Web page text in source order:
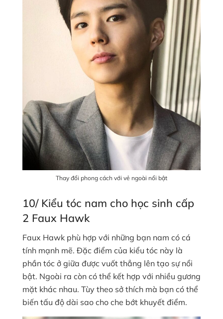
Thay đổi phong cách với vẻ ngoài nổi bật
10/ Kiểu tóc nam cho học sinh cấp
2 Faux Hawk
Faux Hawk phù hợp với những bạn nam có cá
tính mạnh mẽ. Đặc điểm của kiểu tóc này là
phần tóc ở giữa được vuốt thẳng lên tạo sự nổi
bật. Ngoài ra còn có thể kết hợp với nhiều gương
mặt khác nhau. Tùy theo sở thích mà bạn có thể
biến tấu độ dài sao cho che bớt khuyết điểm.